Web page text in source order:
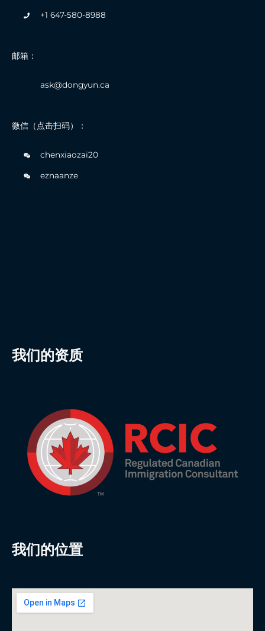
+1 647-580-8988
邮箱：
ask@dongyun.ca
微信（点击扫码）：
chenxiaozai20
eznaanze
我们的资质
我们的位置